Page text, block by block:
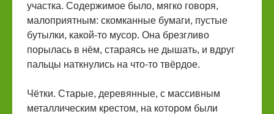
участка. Содержимое было, мягко говоря,
малоприятным: скомканные бумаги, пустые
бутылки, какой-то мусор. Она брезгливо
порылась в нём, стараясь не дышать, и вдруг
пальцы наткнулись на что-то твёрдое.
Чётки. Старые, деревянные, с массивным
металлическим крестом, на котором были